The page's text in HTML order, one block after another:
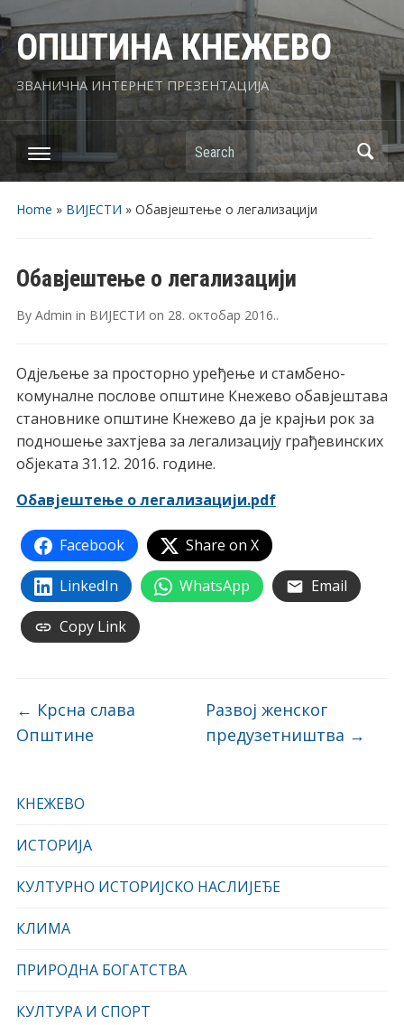
ОПШТИНА КНЕЖЕВО
ЗВАНИЧНА ИНТЕРНЕТ ПРЕЗЕНТАЦИЈА
Search
Home » ВИЈЕСТИ » Обавјештење о легализацији
КНЕЖЕВО
ИСТОРИЈА
КУЛТУРНО ИСТОРИЈСКО НАСЛИЈЕЂЕ
КЛИМА
ПРИРОДНА БОГАТСТВА
КУЛТУРА И СПОРТ
Обавјештење о легализацији
By Admin in ВИЈЕСТИ on 28. октобар 2016..
Одјељење за просторно уређење и стамбено-
комуналне послове општине Кнежево обавјештава
становнике општине Кнежево да је крајњи рок за
подношење захтјева за легализацију грађевинских
објеката 31.12. 2016. године.
Обавјештење о легализацији.pdf
Facebook Share on X
LinkedIn WhatsApp Email
Copy Link
← Крсна слава
Општине
Развој женског
предузетништва →